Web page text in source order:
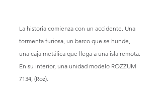
La historia comienza con un accidente. Una
tormenta furiosa, un barco que se hunde,
una caja metálica que llega a una isla remota.
En su interior, una unidad modelo ROZZUM
7134, (Roz).